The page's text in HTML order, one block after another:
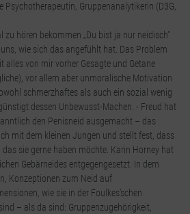
Psychotherapeutin, Gruppenanalytikerin (D3G,
hören bekommen „Du bist ja nur neidisch“
wie sich das angefühlt hat. Das Problem
alles von mir vorher Gesagte und Getane
vor allem aber unmoralische Motivation
schmerzhaftes als auch ein sozial wenig
dessen Unbewusst-Machen. - Freud hat
den Penisneid ausgemacht – das
mit dem kleinen Jungen und stellt fest, dass
das sie gerne haben möchte. Karin Horney hat
Gebärneides entgegengesetzt. In dem
Konzeptionen zum Neid auf
wie sie in der Foulkes’schen
– als da sind: Gruppenzugehörigkeit,